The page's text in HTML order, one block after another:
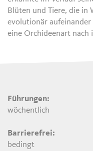
Blüten und Tiere, die in
evolutionär
eine Orchideenart nach
Führungen:
wöchentlich
Barrierefrei:
bedingt